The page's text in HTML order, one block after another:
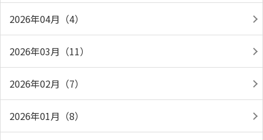
2026年04月（4）
2026年03月（11）
2026年02月（7）
2026年01月（8）